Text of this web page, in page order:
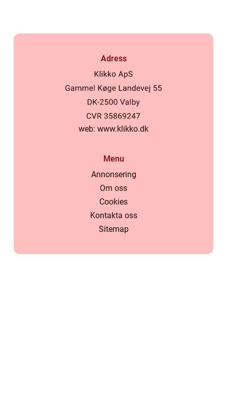
Adress
web: www.klikko.dk
Menu
Annonsering
Om oss
Cookies
Kontakta oss
Sitemap